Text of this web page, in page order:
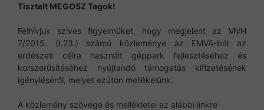
Tisztelt MEGOSZ Tagok!
Felhívjuk szíves figyelmüket, hogy megjelent az MVH
7/2015. (I.23.) számú közleménye az EMVA-ból az
erdészeti célra használt géppark fejlesztéséhez és
korszerűsítéséhez nyújtandó támogatás kifizetésének
igényléséről, melyet ezúton mellékelünk.
A közlemény szövege és mellékletei az alábbi linkre